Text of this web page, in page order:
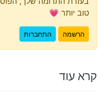
טוב יותר 💗
הרשמה התחברות
קרא עוד